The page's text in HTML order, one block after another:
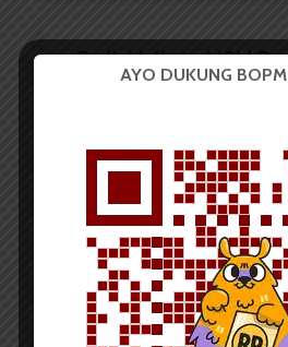
Polisi Minta USU
Redaksi 25 Oktober 2014
AYO DUKUNG